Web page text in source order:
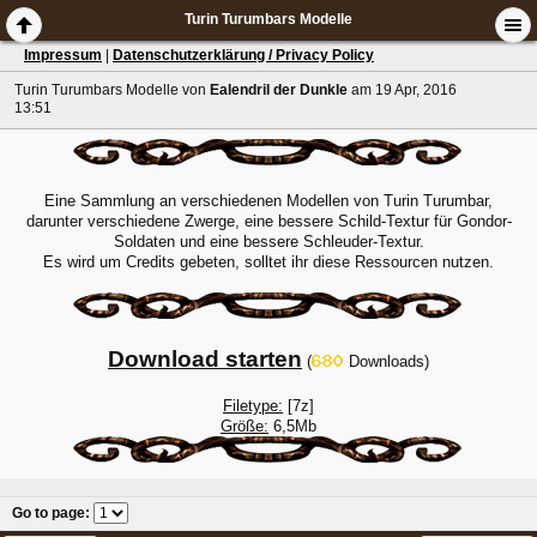
Turin Turumbars Modelle
Impressum Datenschutzerklärung / Privacy Policy
Turin Turumbars Modelle von Ealendril der Dunkle am 19 Apr, 2016
13:51
Eine Sammlung an verschiedenen Modellen von Turin Turumbar,
darunter verschiedene Zwerge, eine bessere Schild-Textur für Gondor-
Soldaten und eine bessere Schleuder-Textur.
Es wird um Credits gebeten, solltet ihr diese Ressourcen nutzen.
Download starten ( Downloads)
Filetype: [7z]
Größe: 6,5Mb
Go to page: